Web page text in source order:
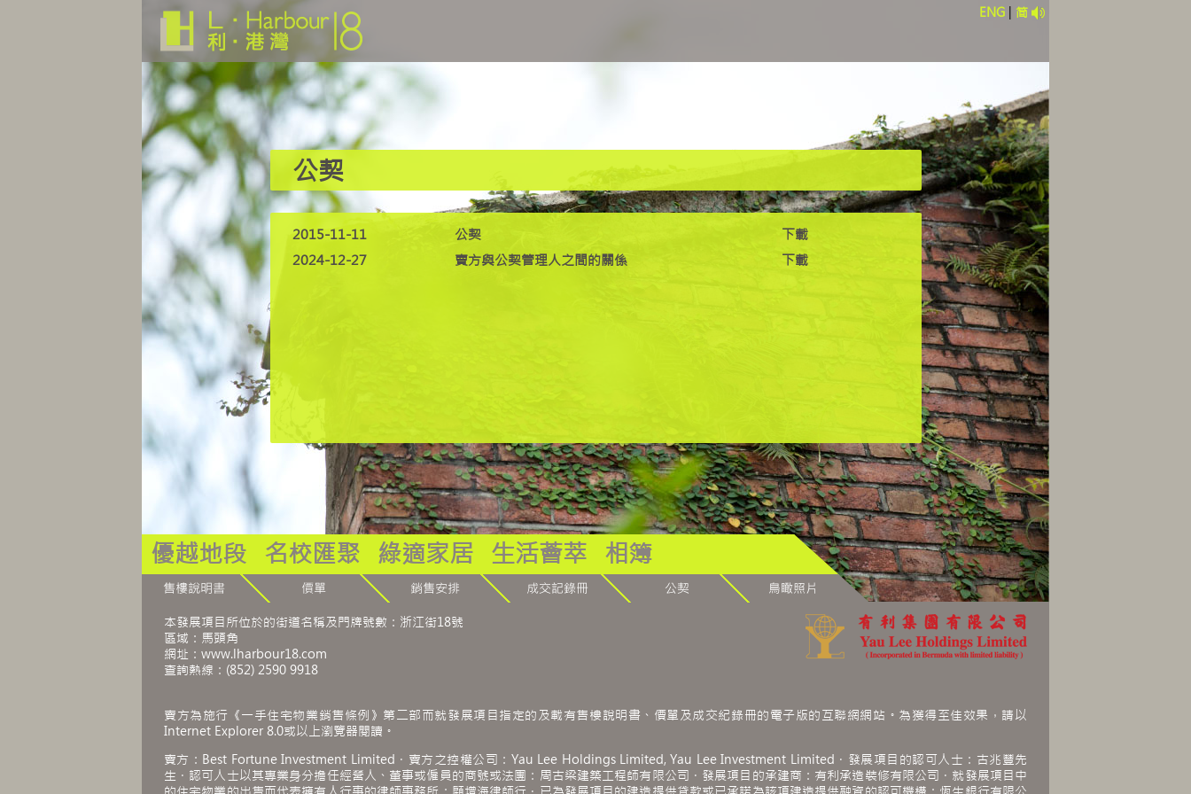
ENG 简
公契
2015-11-11 公契
下載
2024-12-27
賣方與公契管理人之間的關係 下載
優越地段 名校匯聚 綠適家居 生活薈萃 相簿
本發展項目所位於的街道名稱及門牌號數：浙江街18號
區域：馬頭角
網址：www.lharbour18.com
查詢熱線：(852) 2590 9918
賣方為施行《一手住宅物業銷售條例》第二部而就發展項目指定的及載有售樓說明書、價單及成交紀錄冊的電子版的互聯網網站。為獲得至佳效果，請以
Internet Explorer 8.0或以上瀏覽器閱讀。
賣方：Best Fortune Investment Limited．賣方之控權公司：Yau Lee Holdings Limited, Yau Lee Investment Limited．發展項目的認可人士：古兆豐先
生．認可人士以其專業身分擔任經營人、董事或僱員的商號或法團：周古梁建築工程師有限公司．發展項目的承建商：有利承造裝修有限公司．就發展項目中